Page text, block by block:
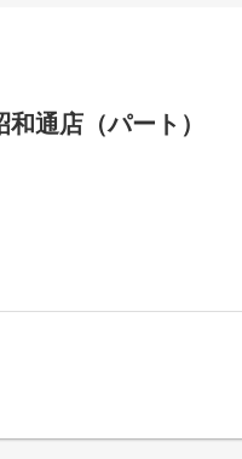
通店（パート）